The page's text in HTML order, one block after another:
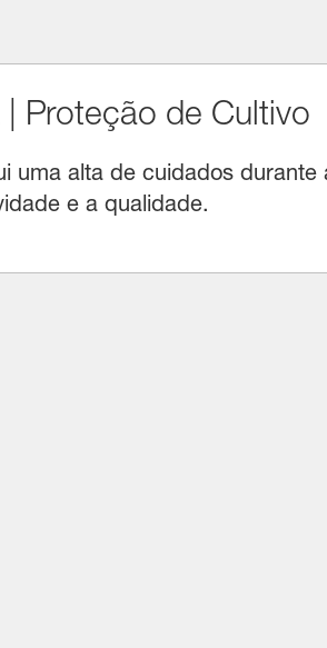
Proteção de Cultivo
uma alta de cuidados
e a qualidade.